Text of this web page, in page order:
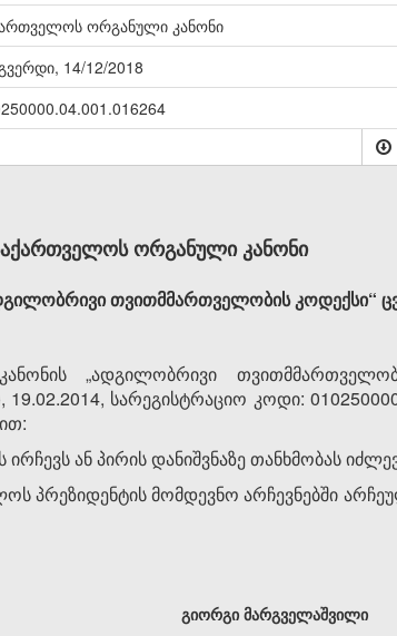
ორგანული კანონი
14/12/2018
ორგანული კანონი
თვითმმართველობის კოდექსი“
„ადგილობრივი
სარეგისტრაციო კოდი:
ან პირის დანიშვნაზე თანხმობას
პრეზიდენტის მომდევნო არჩევნებში
გიორგი მარგველაშვილი